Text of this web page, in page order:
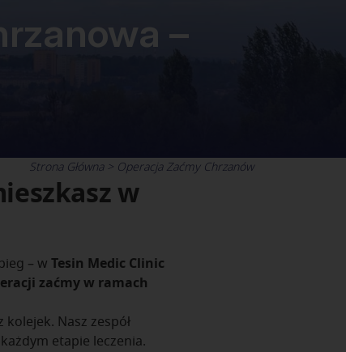
–
Strona Główna Operacja Zaćmy Chrzanów
w
– w Tesin Medic Clinic
zaćmy w ramach
Nasz zespół
etapie leczenia.